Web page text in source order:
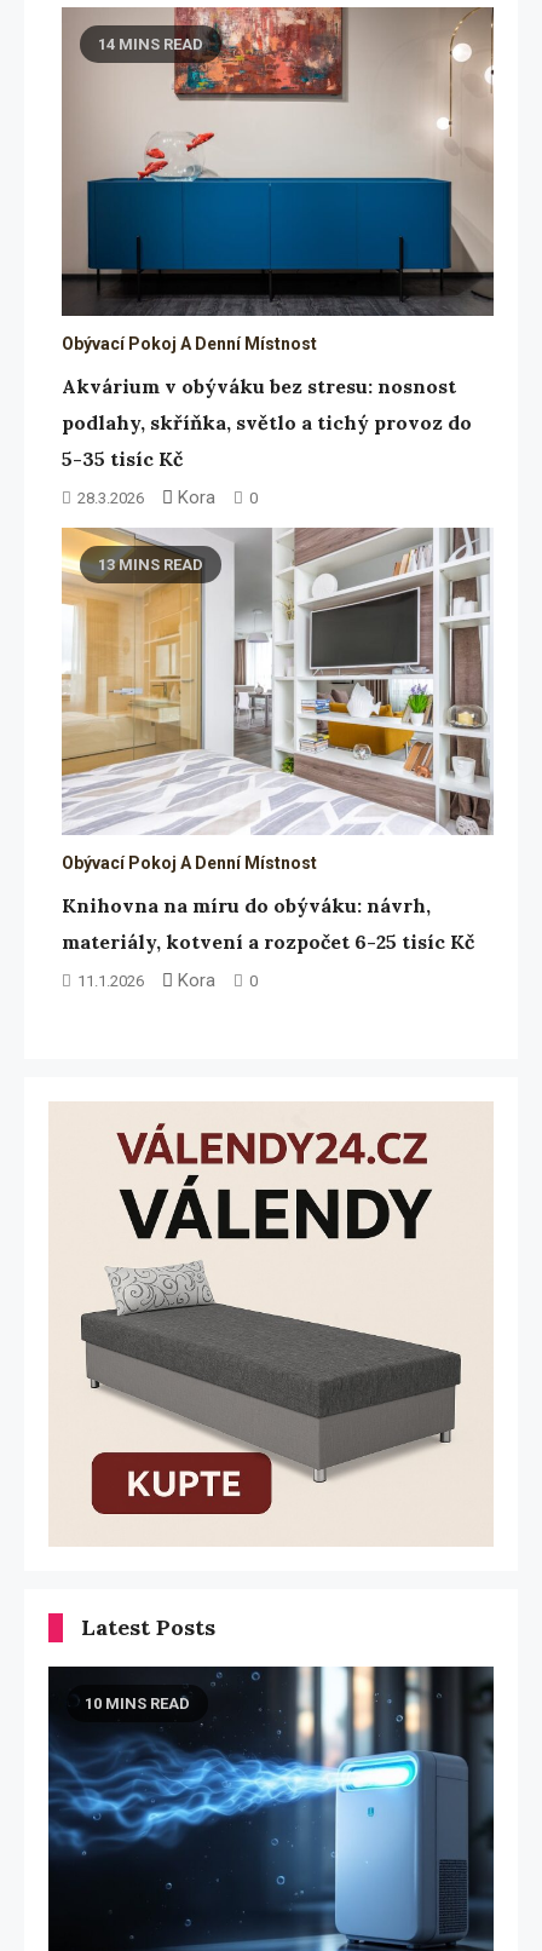
14 MINS READ
Obývací Pokoj A Denní Místnost
Akvárium v obýváku bez stresu: nosnost
podlahy, skříňka, světlo a tichý provoz do
5-35 tisíc Kč
28.3.2026 Kora 0
13 MINS READ
Obývací Pokoj A Denní Místnost
Knihovna na míru do obýváku: návrh,
materiály, kotvení a rozpočet 6-25 tisíc Kč
11.1.2026 Kora 0
Latest Posts
10 MINS READ